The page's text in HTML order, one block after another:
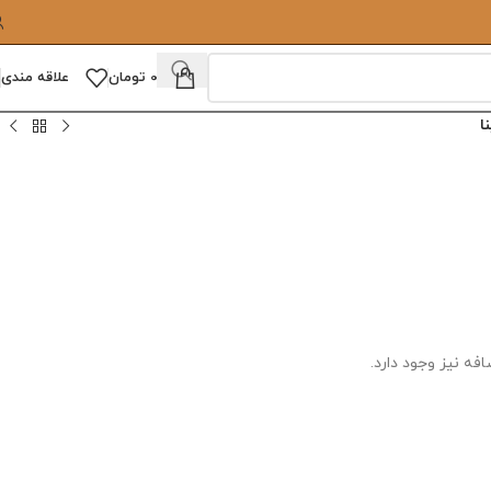
0 تومان علاقه مندی
نیز وجود دارد.